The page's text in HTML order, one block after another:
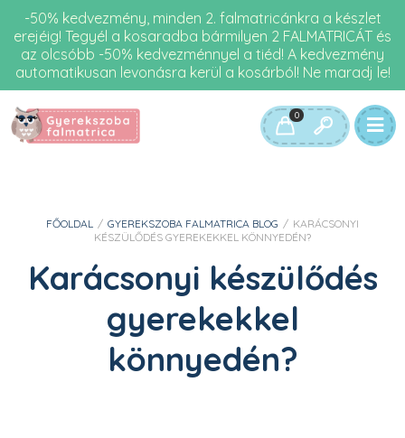
-50% kedvezmény, minden 2. falmatricánkra a készlet
erejéig! Tegyél a kosaradba bármilyen 2 FALMATRICÁT és
az olcsóbb -50% kedvezménnyel a tiéd! A kedvezmény
automatikusan levonásra kerül a kosárból! Ne maradj le!
0
FŐOLDAL / GYEREKSZOBA FALMATRICA BLOG / KARÁCSONYI
KÉSZÜLŐDÉS GYEREKEKKEL KÖNNYEDÉN?
Karácsonyi készülődés
gyerekekkel
könnyedén?